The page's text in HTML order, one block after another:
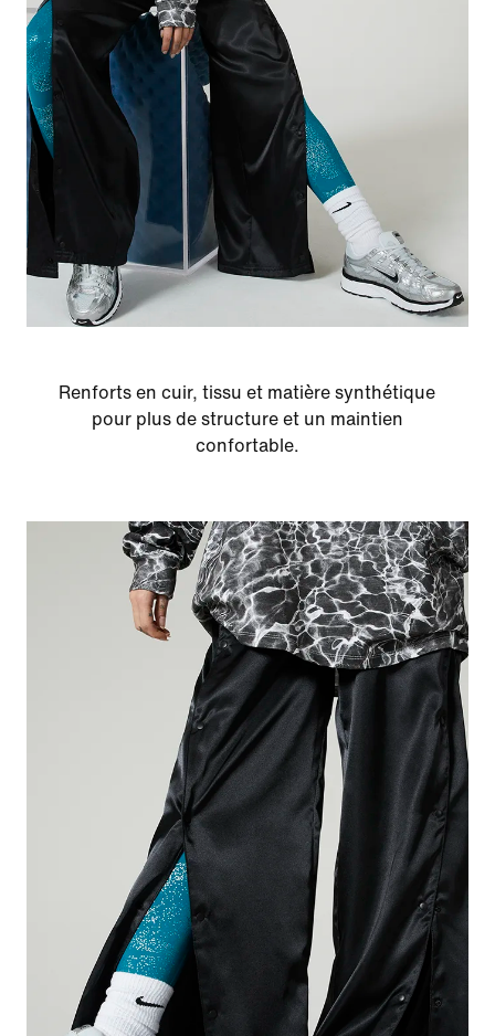
Renforts en cuir, tissu et matière synthétique
pour plus de structure et un maintien
confortable.